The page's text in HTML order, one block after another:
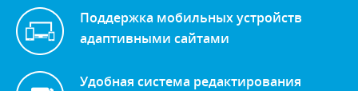
Поддержка мобильных устройств
адаптивными сайтами
Удобная система редактирования